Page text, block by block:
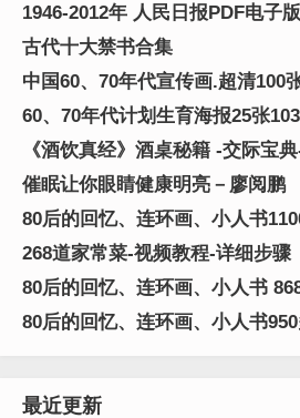
1946-2012年 人民日报PDF电子
古代十大禁书合集
中国60、70年代宣传画.超清100
60、70年代计划生育海报25张
《酒饮真经》酒桌秘籍 -交际宝
PDF图文版
催眠让你眼睛健康明亮－廖阅鹏
80后的回忆、连环画、小人书
268道家常菜-视频教程-详细步骤
80后的回忆、连环画、小人书
80后的回忆、连环画、小人书
最近更新